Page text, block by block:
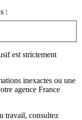
:
est strictement
inexactes ou une
agence France
travail, consultez